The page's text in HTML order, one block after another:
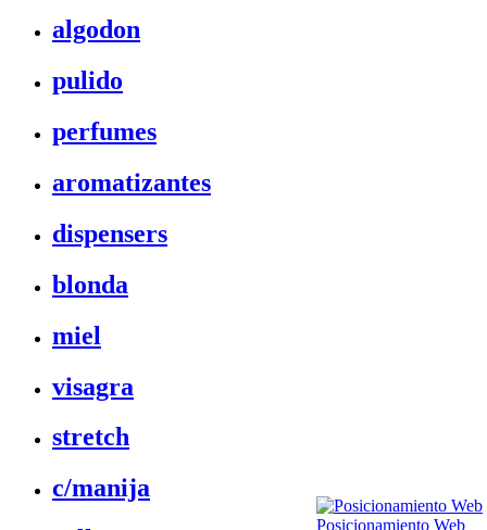
algodon
pulido
perfumes
aromatizantes
dispensers
blonda
miel
visagra
stretch
c/manija
Posicionamiento Web